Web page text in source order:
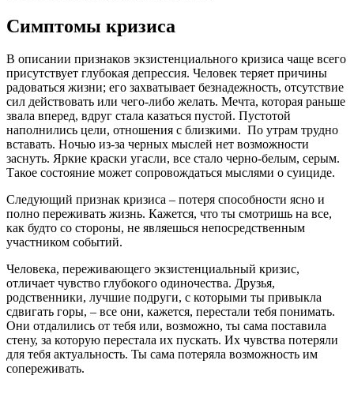
Симптомы кризиса
В описании признаков экзистенциального кризиса чаще всего
присутствует глубокая депрессия. Человек теряет причины
радоваться жизни; его захватывает безнадежность, отсутствие
сил действовать или чего-либо желать. Мечта, которая раньше
звала вперед, вдруг стала казаться пустой. Пустотой
наполнились цели, отношения с близкими. По утрам трудно
вставать. Ночью из-за черных мыслей нет возможности
заснуть. Яркие краски угасли, все стало черно-белым, серым.
Такое состояние может сопровождаться мыслями о суициде.
Следующий признак кризиса – потеря способности ясно и
полно переживать жизнь. Кажется, что ты смотришь на все,
как будто со стороны, не являешься непосредственным
участником событий.
Человека, переживающего экзистенциальный кризис,
отличает чувство глубокого одиночества. Друзья,
родственники, лучшие подруги, с которыми ты привыкла
сдвигать горы, – все они, кажется, перестали тебя понимать.
Они отдалились от тебя или, возможно, ты сама поставила
стену, за которую перестала их пускать. Их чувства потеряли
для тебя актуальность. Ты сама потеряла возможность им
сопереживать.